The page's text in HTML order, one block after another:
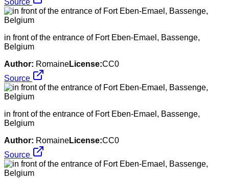
in front of the entrance of Fort Eben-Emael, Bassenge,
Belgium
Author: RomaineLicense:CC0
Source
in front of the entrance of Fort Eben-Emael, Bassenge,
Belgium
Author: RomaineLicense:CC0
Source